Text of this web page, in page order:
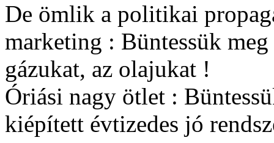
De ömlik a politikai
marketing : Büntessük
gázukat, az olajukat !
Óriási nagy ötlet :
kiépített évtizedes jó